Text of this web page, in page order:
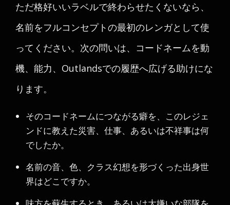
ただ格好いいラベルで終わらせたくないなら、
名前をフルコンセプトの最初のレンガとして使
ってください。次の問いは、コードネームを動
機、能力、Outlandsでの履歴へ広げる助けにな
ります。
そのコードネームにつながる癖を、このレジェ
ンドに教えた災害、仕事、あるいは不祥事は何
でしたか。
名前の音、色、クラス幻想を形づくった出身世
界はどこですか。